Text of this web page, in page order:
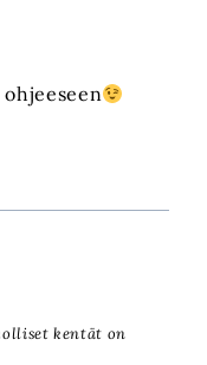
kentät on